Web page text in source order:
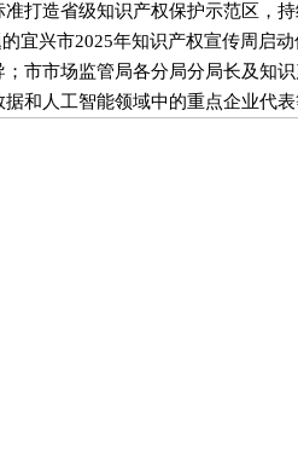
造省级知识产权保护示范区，
宜兴市2025年知识产权宣传周启动
市市场监管局各分局分局长及知
和人工智能领域中的重点企业代表